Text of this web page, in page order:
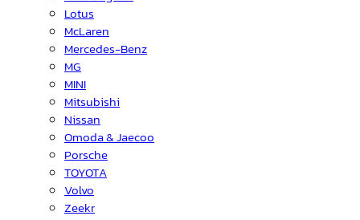
Lotus
McLaren
Mercedes-Benz
MG
MINI
Mitsubishi
Nissan
Omoda & Jaecoo
Porsche
TOYOTA
Volvo
Zeekr